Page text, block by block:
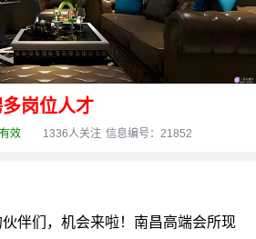
岗位人才
效 1336人关注 信息编号：21852
伴们，机会来啦！南昌高端会所现